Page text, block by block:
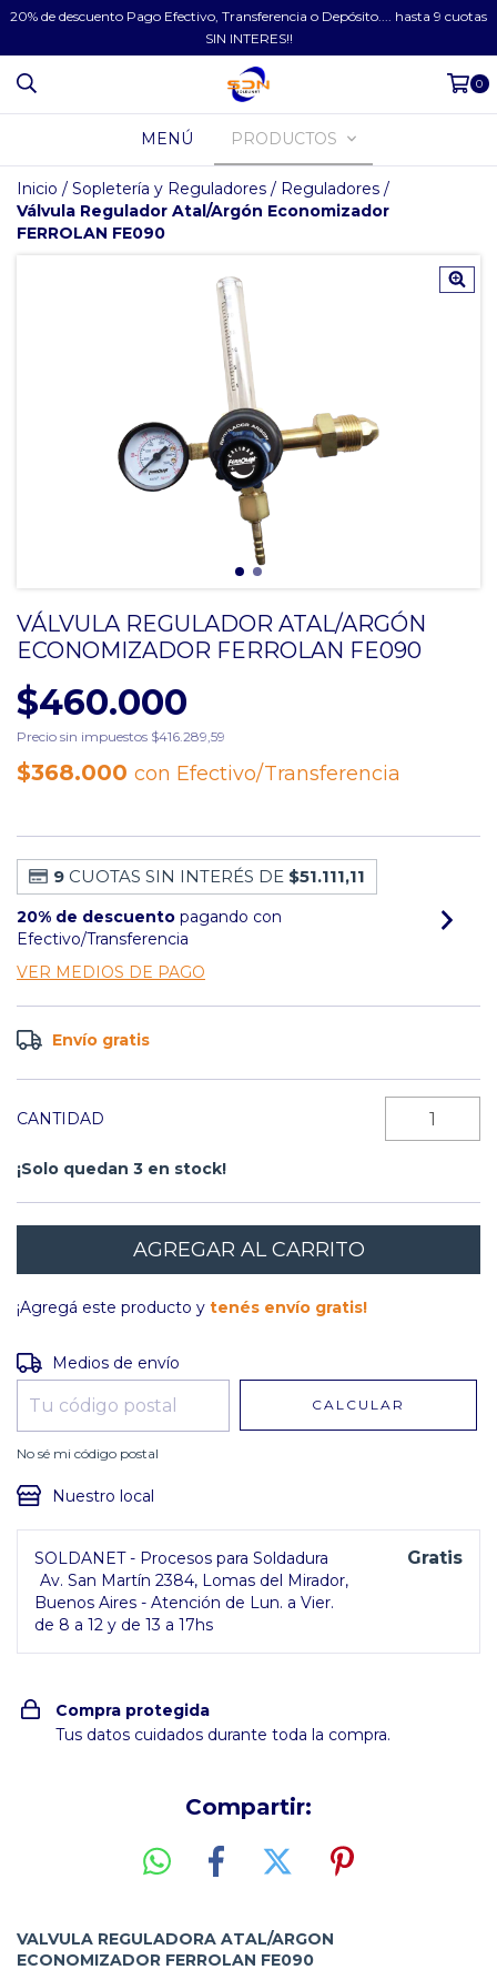
20% de descuento Pago Efectivo, Transferencia o Depósito.... hasta 9 cuotas
SIN INTERES!!
0
MENÚ PRODUCTOS
Inicio / Sopletería y Reguladores / Reguladores /
Válvula Regulador Atal/Argón Economizador
FERROLAN FE090
VÁLVULA REGULADOR ATAL/ARGÓN
ECONOMIZADOR FERROLAN FE090
$460.000
Precio sin impuestos $416.289,59
$368.000 con Efectivo/Transferencia
9 CUOTAS SIN INTERÉS DE $51.111,11
20% de descuento pagando con
Efectivo/Transferencia
VER MEDIOS DE PAGO
Envío gratis
CANTIDAD
¡Solo quedan 3 en stock!
¡Agregá este producto y tenés envío gratis!
Entregas para el CP:
Medios de envío
CALCULAR
No sé mi código postal
Nuestro local
SOLDANET - Procesos para Soldadura
Av. San Martín 2384, Lomas del Mirador,
Buenos Aires - Atención de Lun. a Vier.
de 8 a 12 y de 13 a 17hs
Gratis
Compra protegida
Tus datos cuidados durante toda la compra.
Compartir:
VALVULA REGULADORA ATAL/ARGON
ECONOMIZADOR FERROLAN FE090